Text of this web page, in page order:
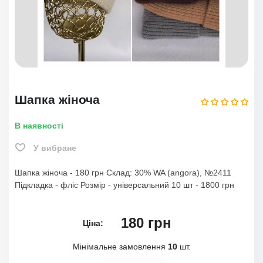
Шапка жіноча
В наявності
У вибране
Шапка жіноча - 180 грн Склад: 30% WA (angora), №2411
Підкладка - фліс Розмір - універсальний 10 шт - 1800 грн
Ціна: 180 грн
Мінімальне замовлення 10шт.